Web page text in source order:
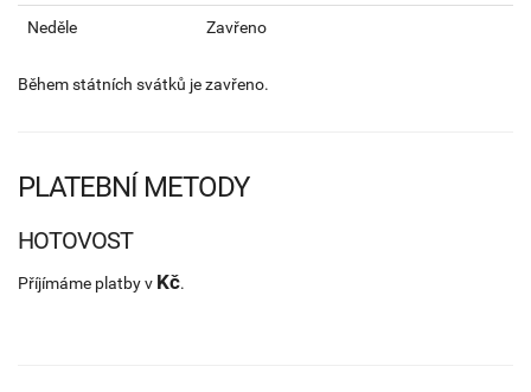
Neděle Zavřeno
Během státních svátků je zavřeno.
PLATEBNÍ METODY
HOTOVOST
Příjímáme platby v Kč.